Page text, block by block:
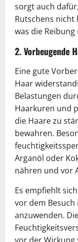
sorgt auch
Rutschens
was die
2. Vorbeugende
Eine gute
Haar
Belastungen
Haarkuren und
die Haare zu
bewahren.
Arganöl oder
nähren und vor
Es empfiehlt
vor dem
anzuwenden.